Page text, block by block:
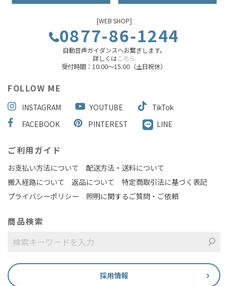
[WEB SHOP]
0877-86-1244
自動音声ガイダンスへお繋ぎします。
詳しくはこちら
受付時間：10:00～15:00（土日祝休）
FOLLOW ME
INSTAGRAM YOUTUBE
TikTok
FACEBOOK
PINTEREST LINE
ご利用ガイド
お支払い方法について
配送方法・送料について
搬入経路について
返品について
特定商取引法に基づく表記
プライバシーポリシー
照明に関するご質問・ご依頼
商品検索
採用情報